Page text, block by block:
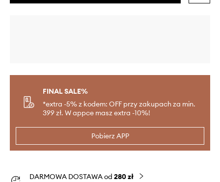
FINAL SALE%
*extra -5% z kodem: OFF przy zakupach za min.
399 zł. W appce masz extra -10%!
Pobierz APP
DARMOWA DOSTAWA od 280 zł